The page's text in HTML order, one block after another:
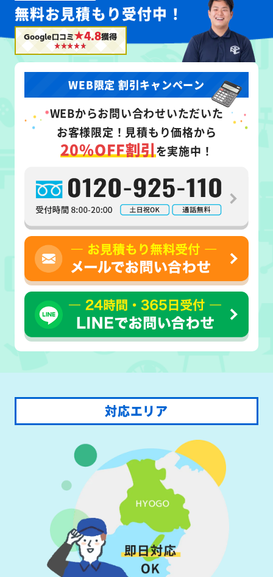
無料お見積もり受付中！
Google口コミ★4.8獲得
WEB限定 割引キャンペーン
WEBからお問い合わせいただいた
お客様限定！ 見積もり価格から
20%OFF割引を実施中！
対応エリア